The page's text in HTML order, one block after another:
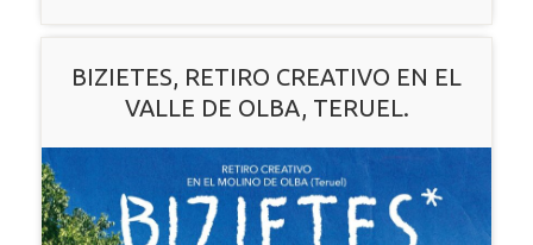
BIZIETES, RETIRO CREATIVO EN EL
VALLE DE OLBA, TERUEL.